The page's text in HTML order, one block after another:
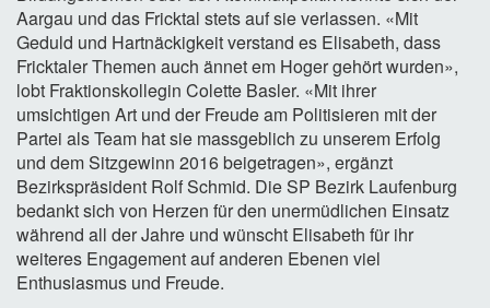
Aargau und das Fricktal stets auf sie verlassen. «Mit
Geduld und Hartnäckigkeit verstand es Elisabeth, dass
Fricktaler Themen auch ännet em Hoger gehört wurden»,
lobt Fraktionskollegin Colette Basler. «Mit ihrer
umsichtigen Art und der Freude am Politisieren mit der
Partei als Team hat sie massgeblich zu unserem Erfolg
und dem Sitzgewinn 2016 beigetragen», ergänzt
Bezirkspräsident Rolf Schmid. Die SP Bezirk Laufenburg
bedankt sich von Herzen für den unermüdlichen Einsatz
während all der Jahre und wünscht Elisabeth für ihr
weiteres Engagement auf anderen Ebenen viel
Enthusiasmus und Freude.